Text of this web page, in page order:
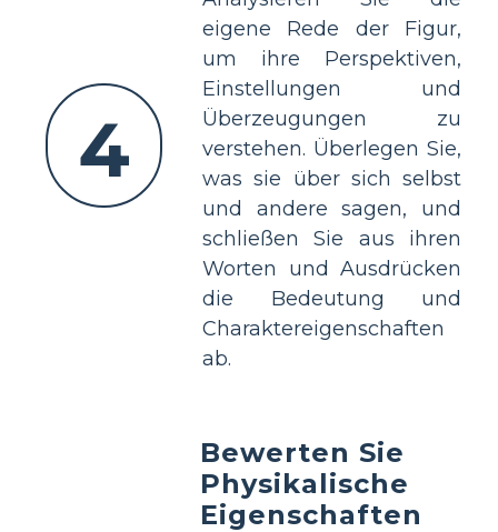
4
eigene Rede der Figur,
um ihre Perspektiven,
Einstellungen und
Überzeugungen zu
verstehen. Überlegen Sie,
was sie über sich selbst
und andere sagen, und
schließen Sie aus ihren
Worten und Ausdrücken
die Bedeutung und
Charaktereigenschaften
ab.
Bewerten Sie
Physikalische
Eigenschaften